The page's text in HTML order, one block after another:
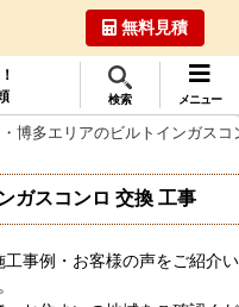
無料見積
検索 メニュー
博多エリアのビルトインガスコ
ガスコンロ 交換 工事
事例・お客様の声をご紹介い